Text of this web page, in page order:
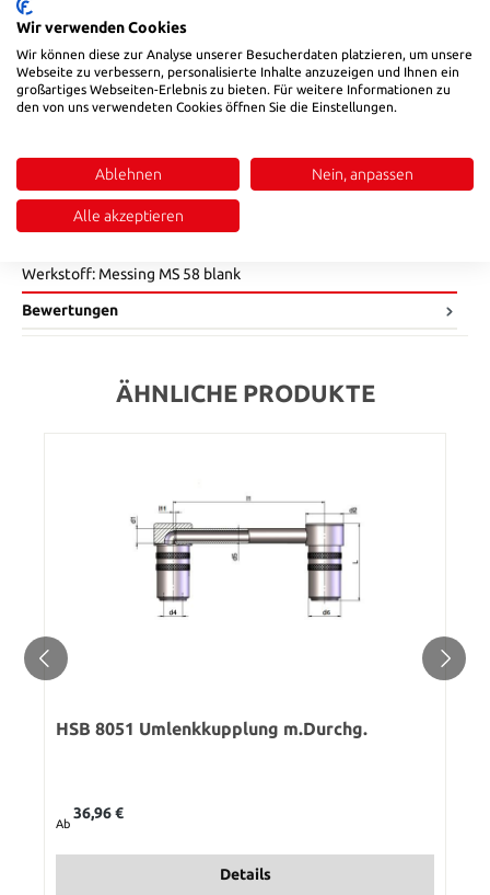
SWauswählen
17(Diese Option ist zurzeit nicht verfügbar.)
22(Diese Option ist zurzeit nicht verfügbar.)
Produkt Anzahl: Gib den gewünschten Wert ein oder benutze die
In den Warenkorb
Produktnummer:80709141545
Werkstoff: Messing MS 58 blank
Bewertungen
ÄHNLICHE PRODUKTE
HSB 8051 Umlenkkupplung m.Durchg.
Ab
36,96 €
Details
Wir verwenden Cookies
Wir können diese zur Analyse unserer Besucherdaten platzieren, um unsere
Webseite zu verbessern, personalisierte Inhalte anzuzeigen und Ihnen ein
großartiges Webseiten-Erlebnis zu bieten. Für weitere Informationen zu
den von uns verwendeten Cookies öffnen Sie die Einstellungen.
Ablehnen Nein, anpassen
Alle akzeptieren